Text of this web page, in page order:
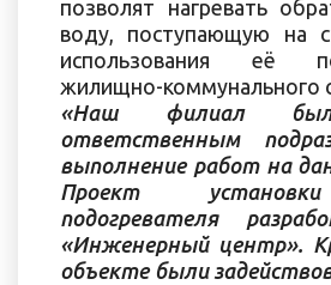
позволят нагревать
воду, поступающую на
использования её
жилищно-коммунального
«Наш филиал был
ответственным
выполнение работ на
Проект
подогревателя
«Инженерный центр».
объекте были